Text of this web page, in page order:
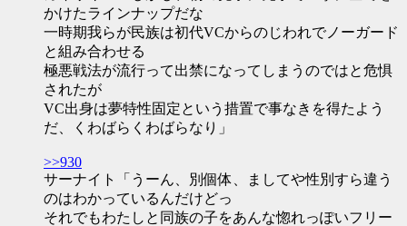
かけたラインナップだな
一時期我らが民族は初代VCからのじわれでノーガード
と組み合わせる
極悪戦法が流行って出禁になってしまうのではと危惧
されたが
VC出身は夢特性固定という措置で事なきを得たよう
だ、くわばらくわばらなり」
>>930
サーナイト「うーん、別個体、ましてや性別すら違う
のはわかっているんだけどっ
それでもわたしと同族の子をあんな惚れっぽいフリー